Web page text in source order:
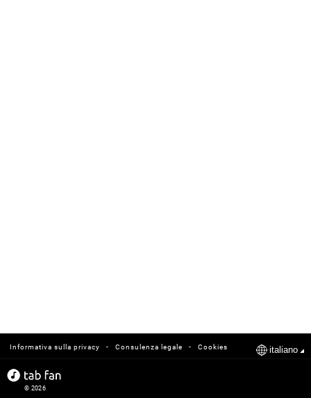
Cookies
-
Consulenza legale
-
Informativa sulla privacy italiano
© 2026